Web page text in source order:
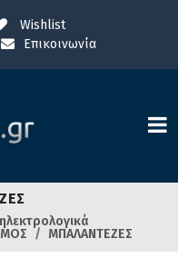
Wishlist
Επικοινωνία
ΜΠΑΛΑΝΤΕΖΕΣ